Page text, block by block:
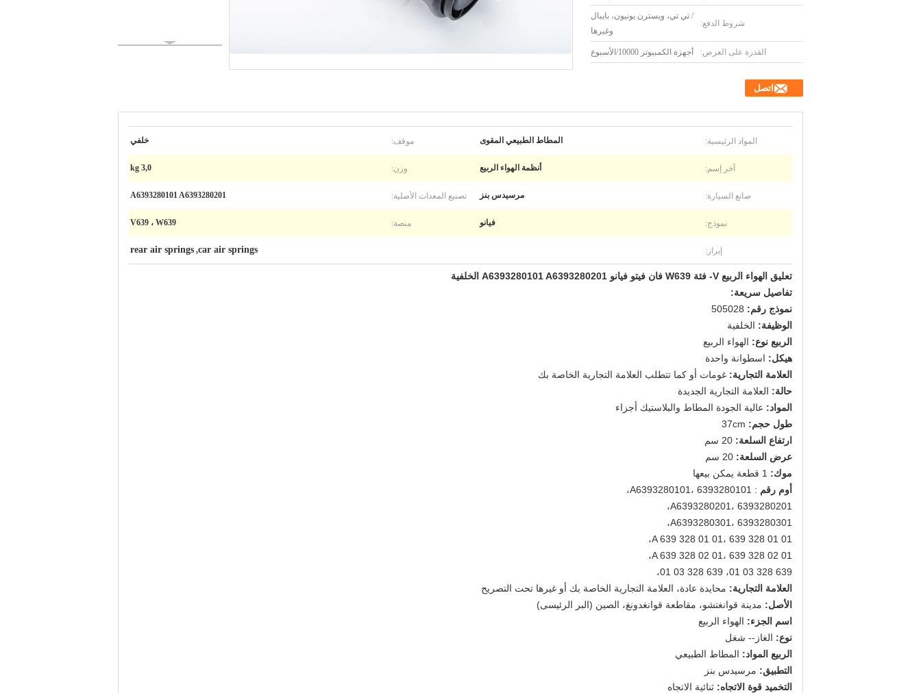
شروط الدفع:
/ تي تي، ويسترن يونيون، بايبال
وغيرها
القدرة على العرض: أجهزة الكمبيوتر 10000/الأسبوع
اتصل
المواد الرئيسية: المطاط الطبيعي المقوى موقف: خلفي
آخر إسم: أنظمة الهواء الربيع وزن: 3,0 kg
صانع السيارة: مرسيدس بنز تصنيع المعدات الأصلية: A6393280101 A6393280201
نموذج: فيانو منصة: V639 ، W639
إبراز: car air springs
,
rear air springs
تعليق الهواء الربيع V- فئة W639 فان فيتو فيانو A6393280101 A6393280201 الخلفية
تفاصيل سريعة:
نموذج رقم:
الوظيفة: الخلفية
الربيع نوع: الهواء الربيع
هيكل: اسطوانة واحدة
العلامة التجارية: غومات أو كما تتطلب العلامة التجارية الخاصة بك
حالة: العلامة التجارية الجديدة
المواد: عالية الجودة المطاط والبلاستيك أجزاء
طول حجم:
ارتفاع السلعة:
عرض السلعة:
موك:
أوم رقم : A6393280101، 6393280101،
A6393280201، 6393280201،
A6393280301، 6393280301،
A 639 328 01 01، 639 328 01 01،
A 639 328 02 01، 639 328 02 01،
639 328 03 01، 639 328 03 01،
العلامة التجارية: محايدة عادة، العلامة التجارية الخاصة بك أو غيرها تحت التصريح
الأصل: مدينة قوانغتشو، مقاطعة قوانغدونغ، الصين (البر الرئيسى)
اسم الجزء: الهواء الربيع
نوع: الغاز-- شغل
الربيع المواد: المطاط الطبيعي
التطبيق: مرسيدس بنز
التخميد قوة الاتجاه: ثنائية الاتجاه